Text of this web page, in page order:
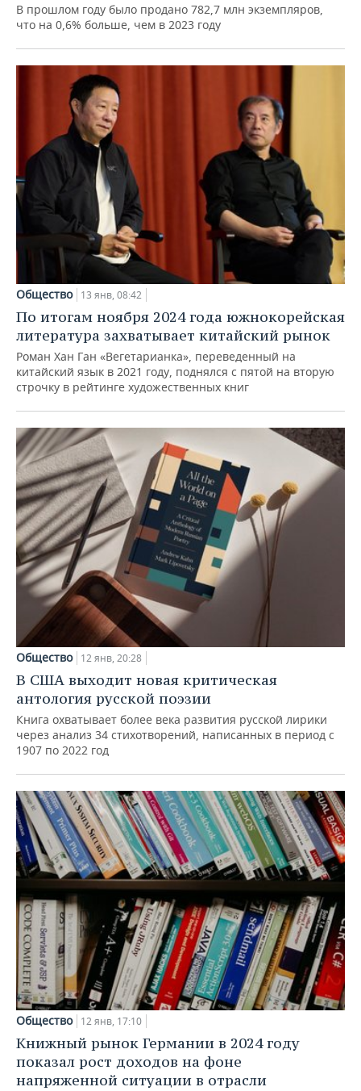
В прошлом году было продано 782,7 млн экземпляров,
что на 0,6% больше, чем в 2023 году
Общество 13 янв, 08:42
По итогам ноября 2024 года южнокорейская
литература захватывает китайский рынок
Роман Хан Ган «Вегетарианка», переведенный на
китайский язык в 2021 году, поднялся с пятой на вторую
строчку в рейтинге художественных книг
Общество 12 янв, 20:28
В США выходит новая критическая
антология русской поэзии
Книга охватывает более века развития русской лирики
через анализ 34 стихотворений, написанных в период с
1907 по 2022 год
Общество 12 янв, 17:10
Книжный рынок Германии в 2024 году
показал рост доходов на фоне
напряженной ситуации в отрасли